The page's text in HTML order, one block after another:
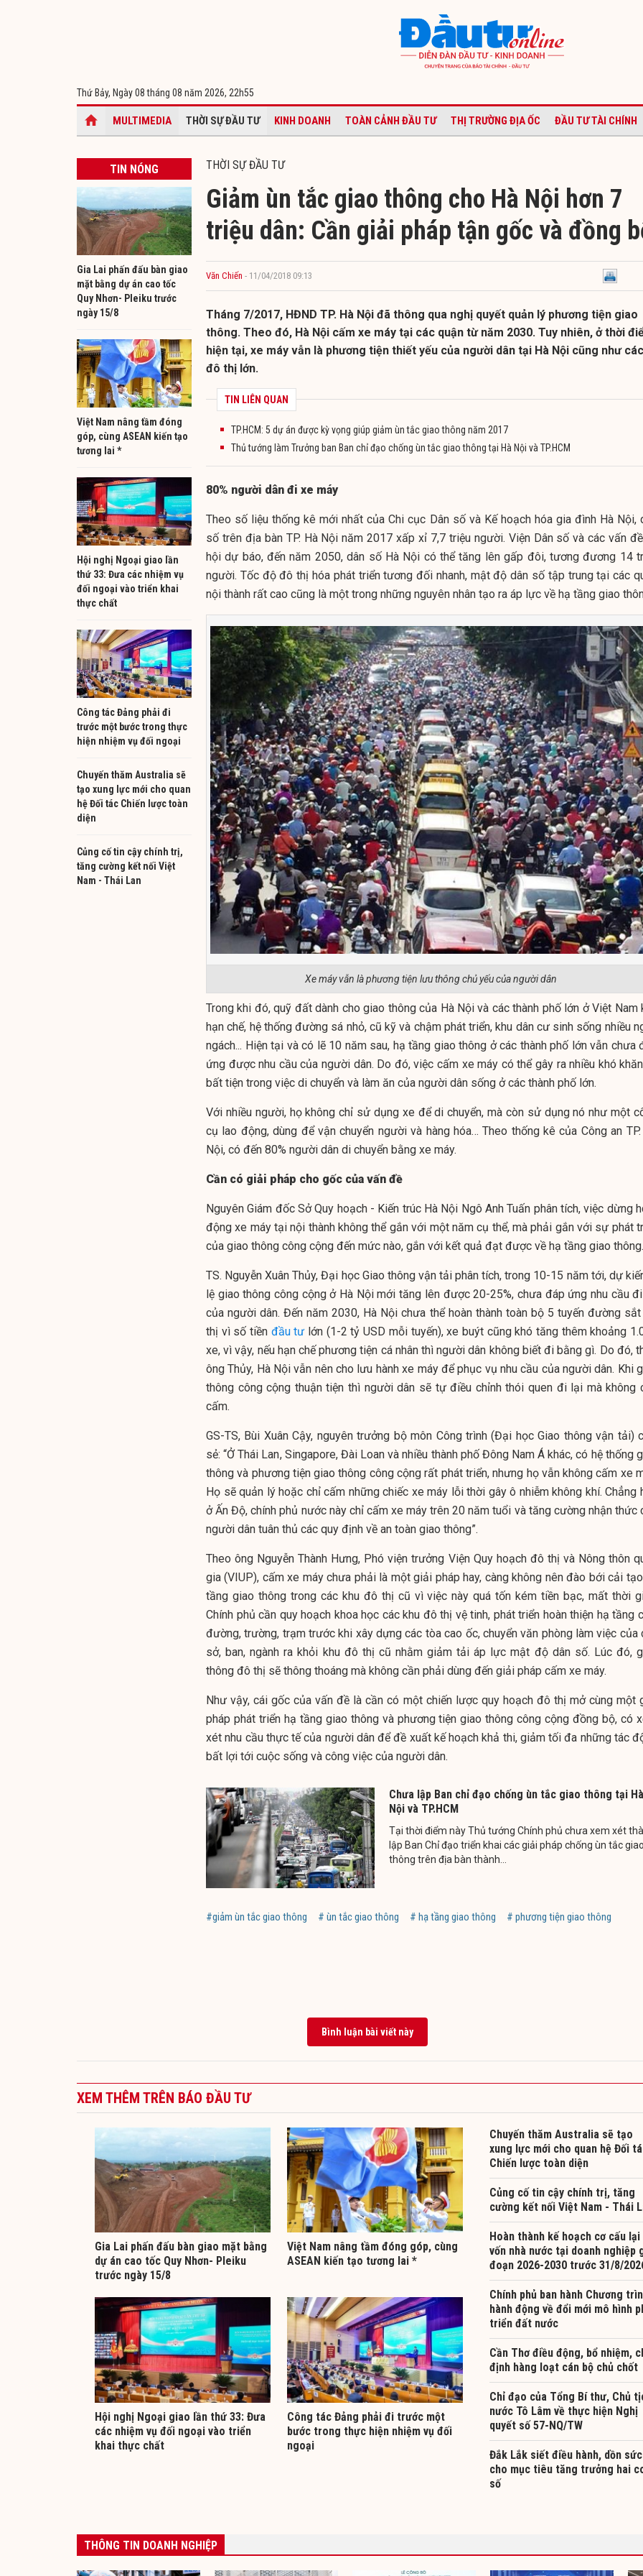
Thứ Bảy, Ngày 08 tháng 08 năm 2026, 22h55
MULTIMEDIA THỜI SỰ ĐẦU TƯ KINH DOANH TOÀN CẢNH ĐẦU TƯ THỊ TRƯỜNG ĐỊA ỐC ĐẦU TƯ TÀI CHÍNH
TIN NÓNG
Gia Lai phấn đấu bàn giao
mặt bằng dự án cao tốc
Quy Nhơn- Pleiku trước
ngày 15/8
Việt Nam nâng tầm đóng
góp, cùng ASEAN kiến tạo
tương lai *
Hội nghị Ngoại giao lần
thứ 33: Đưa các nhiệm vụ
đối ngoại vào triển khai
thực chất
Công tác Đảng phải đi
trước một bước trong thực
hiện nhiệm vụ đối ngoại
Chuyến thăm Australia sẽ
tạo xung lực mới cho quan
hệ Đối tác Chiến lược toàn
diện
Củng cố tin cậy chính trị,
tăng cường kết nối Việt
Nam - Thái Lan
THỜI SỰ ĐẦU TƯ
Giảm ùn tắc giao thông cho Hà Nội hơn 7
triệu dân: Cần giải pháp tận gốc và đồng
Văn Chiến - 11/04/2018 09:13
Tháng 7/2017, HĐND TP. Hà Nội đã thông qua nghị quyết quản lý phương tiện giao
thông. Theo đó, Hà Nội cấm xe máy tại các quận từ năm 2030. Tuy nhiên, ở thời
hiện tại, xe máy vẫn là phương tiện thiết yếu của người dân tại Hà Nội cũng như các
đô thị lớn.
TIN LIÊN QUAN
TP.HCM: 5 dự án được kỳ vọng giúp giảm ùn tắc giao thông năm 2017
Thủ tướng làm Trưởng ban Ban chỉ đạo chống ùn tắc giao thông tại Hà Nội và TP.HCM
80% người dân đi xe máy
Theo số liệu thống kê mới nhất của Chi cục Dân số và Kế hoạch hóa gia đình Hà Nội,
số trên địa bàn TP. Hà Nội năm 2017 xấp xỉ 7,7 triệu người. Viện Dân số và các vấn
hội dự báo, đến năm 2050, dân số Hà Nội có thể tăng lên gấp đôi, tương đương 14
người. Tốc độ đô thị hóa phát triển tương đối nhanh, mật độ dân số tập trung tại các
nội thành rất cao cũng là một trong những nguyên nhân tạo ra áp lực về hạ tầng giao
Xe máy vẫn là phương tiện lưu thông chủ yếu của người dân
Trong khi đó, quỹ đất dành cho giao thông của Hà Nội và các thành phố lớn ở Việt Nam
hạn chế, hệ thống đường sá nhỏ, cũ kỹ và chậm phát triển, khu dân cư sinh sống nhiều
ngách... Hiện tại và có lẽ 10 năm sau, hạ tầng giao thông ở các thành phố lớn vẫn chưa
ứng được nhu cầu của người dân. Do đó, việc cấm xe máy có thể gây ra nhiều khó
bất tiện trong việc di chuyển và làm ăn của người dân sống ở các thành phố lớn.
Với nhiều người, họ không chỉ sử dụng xe để di chuyển, mà còn sử dụng nó như một
cụ lao động, dùng để vận chuyển người và hàng hóa… Theo thống kê của Công an TP.
Nội, có đến 80% người dân di chuyển bằng xe máy.
Cần có giải pháp cho gốc của vấn đề
Nguyên Giám đốc Sở Quy hoạch - Kiến trúc Hà Nội Ngô Anh Tuấn phân tích, việc dừng
động xe máy tại nội thành không thể gắn với một năm cụ thể, mà phải gắn với sự phát
của giao thông công cộng đến mức nào, gắn với kết quả đạt được về hạ tầng giao thông.
TS. Nguyễn Xuân Thủy, Đại học Giao thông vận tải phân tích, trong 10-15 năm tới, dự
lệ giao thông công cộng ở Hà Nội mới tăng lên được 20-25%, chưa đáp ứng nhu cầu
của người dân. Đến năm 2030, Hà Nội chưa thể hoàn thành toàn bộ 5 tuyến đường
thị vì số tiền đầu tư lớn (1-2 tỷ USD mỗi tuyến), xe buýt cũng khó tăng thêm khoảng
xe, vì vậy, nếu hạn chế phương tiện cá nhân thì người dân không biết đi bằng gì. Do đó,
ông Thủy, Hà Nội vẫn nên cho lưu hành xe máy để phục vụ nhu cầu của người dân. Khi
thông công cộng thuận tiện thì người dân sẽ tự điều chỉnh thói quen đi lại mà không
cấm.
GS-TS, Bùi Xuân Cậy, nguyên trưởng bộ môn Công trình (Đại học Giao thông vận tải)
sẻ: “Ở Thái Lan, Singapore, Đài Loan và nhiều thành phố Đông Nam Á khác, có hệ thống
thông và phương tiện giao thông công cộng rất phát triển, nhưng họ vẫn không cấm xe
Họ sẽ quản lý hoặc chỉ cấm những chiếc xe máy lỗi thời gây ô nhiễm không khí. Chẳng
ở Ấn Độ, chính phủ nước này chỉ cấm xe máy trên 20 năm tuổi và tăng cường nhận thức
người dân tuân thủ các quy định về an toàn giao thông”.
Theo ông Nguyễn Thành Hưng, Phó viện trưởng Viện Quy hoạch đô thị và Nông thôn
gia (VIUP), cấm xe máy chưa phải là một giải pháp hay, càng không nên đào bới cải
tầng giao thông trong các khu đô thị cũ vì việc này quá tốn kém tiền bạc, mất thời
Chính phủ cần quy hoạch khoa học các khu đô thị vệ tinh, phát triển hoàn thiện hạ tầng
đường, trường, trạm trước khi xây dựng các tòa cao ốc, chuyển văn phòng làm việc của
sở, ban, ngành ra khỏi khu đô thị cũ nhằm giảm tải áp lực mật độ dân số. Lúc đó,
thông đô thị sẽ thông thoáng mà không cần phải dùng đến giải pháp cấm xe máy.
Như vậy, cái gốc của vấn đề là cần có một chiến lược quy hoạch đô thị mở cùng một
pháp phát triển hạ tầng giao thông và phương tiện giao thông công cộng đồng bộ, có
xét nhu cầu thực tế của người dân để đề xuất kế hoạch khả thi, giảm tối đa những tác
bất lợi tới cuộc sống và công việc của người dân.
Chưa lập Ban chỉ đạo chống ùn tắc giao thông tại Hà
Nội và TP.HCM
Tại thời điểm này Thủ tướng Chính phủ chưa xem xét
lập Ban Chỉ đạo triển khai các giải pháp chống ùn tắc giao
thông trên địa bàn thành...
#giảm ùn tắc giao thông # ùn tắc giao thông # hạ tầng giao thông # phương tiện giao thông
Bình luận bài viết này
XEM THÊM TRÊN BÁO ĐẦU TƯ
Gia Lai phấn đấu bàn giao mặt bằng
dự án cao tốc Quy Nhơn- Pleiku
trước ngày 15/8
Việt Nam nâng tầm đóng góp, cùng
ASEAN kiến tạo tương lai *
Hội nghị Ngoại giao lần thứ 33: Đưa
các nhiệm vụ đối ngoại vào triển
khai thực chất
Công tác Đảng phải đi trước một
bước trong thực hiện nhiệm vụ đối
ngoại
Chuyến thăm Australia sẽ tạo
xung lực mới cho quan hệ Đối
Chiến lược toàn diện
Củng cố tin cậy chính trị, tăng
cường kết nối Việt Nam - Thái
Hoàn thành kế hoạch cơ cấu lại
vốn nhà nước tại doanh nghiệp
đoạn 2026-2030 trước 31/8/
Chính phủ ban hành Chương
hành động về đổi mới mô hình
triển đất nước
Cần Thơ điều động, bổ nhiệm,
định hàng loạt cán bộ chủ chốt
Chỉ đạo của Tổng Bí thư, Chủ
nước Tô Lâm về thực hiện Nghị
quyết số 57-NQ/TW
Đắk Lắk siết điều hành, dồn sức
cho mục tiêu tăng trưởng hai
số
THÔNG TIN DOANH NGHIỆP